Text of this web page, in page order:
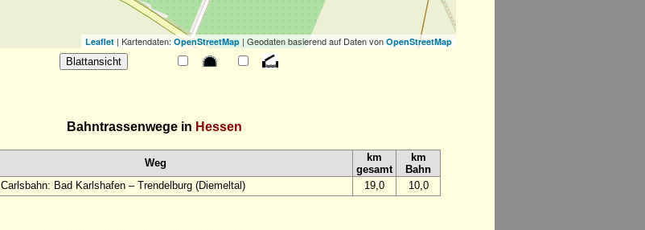
Leaflet| Kartendaten: OpenStreetMap| Geodaten basierend auf Daten von OpenStreetMap
Bahntrassenwege in Hessen
Weg
km
gesamt
km
Bahn
Carlsbahn: Bad Karlshafen – Trendelburg (Diemeltal) 19,0 10,0